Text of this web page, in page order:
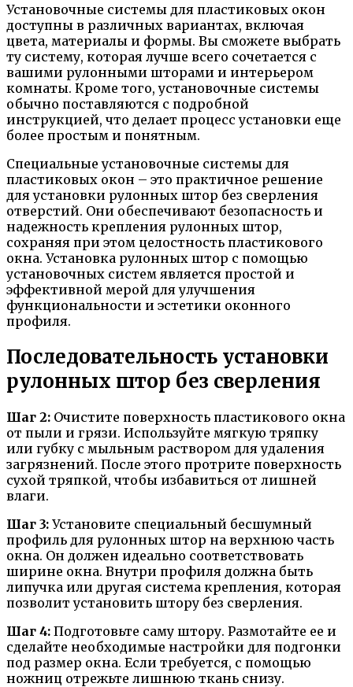
Установочные системы для пластиковых окон
доступны в различных вариантах, включая
цвета, материалы и формы. Вы сможете выбрать
ту систему, которая лучше всего сочетается с
вашими рулонными шторами и интерьером
комнаты. Кроме того, установочные системы
обычно поставляются с подробной
инструкцией, что делает процесс установки еще
более простым и понятным.
Специальные установочные системы для
пластиковых окон – это практичное решение
для установки рулонных штор без сверления
отверстий. Они обеспечивают безопасность и
надежность крепления рулонных штор,
сохраняя при этом целостность пластикового
окна. Установка рулонных штор с помощью
установочных систем является простой и
эффективной мерой для улучшения
функциональности и эстетики оконного
профиля.
Последовательность установки
рулонных штор без сверления
Шаг 2: Очистите поверхность пластикового окна
от пыли и грязи. Используйте мягкую тряпку
или губку с мыльным раствором для удаления
загрязнений. После этого протрите поверхность
сухой тряпкой, чтобы избавиться от лишней
влаги.
Шаг 3: Установите специальный бесшумный
профиль для рулонных штор на верхнюю часть
окна. Он должен идеально соответствовать
ширине окна. Внутри профиля должна быть
липучка или другая система крепления, которая
позволит установить штору без сверления.
Шаг 4: Подготовьте саму штору. Размотайте ее и
сделайте необходимые настройки для подгонки
под размер окна. Если требуется, с помощью
ножниц отрежьте лишнюю ткань снизу.